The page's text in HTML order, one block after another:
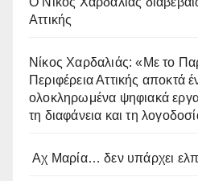
Αττικής
Νίκος Χαρδαλιάς: «Με το
Περιφέρεια Αττικής αποκτά
ολοκληρωμένα ψηφιακά
τη διαφάνεια και τη
Αχ Μαρία… δεν υπάρχει